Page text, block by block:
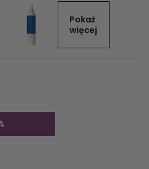
Pokaż
więcej